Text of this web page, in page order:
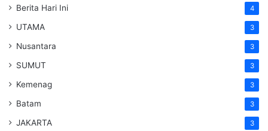
Berita Hari Ini 4
UTAMA 3
Nusantara 3
SUMUT 3
Kemenag 3
Batam 3
JAKARTA 3